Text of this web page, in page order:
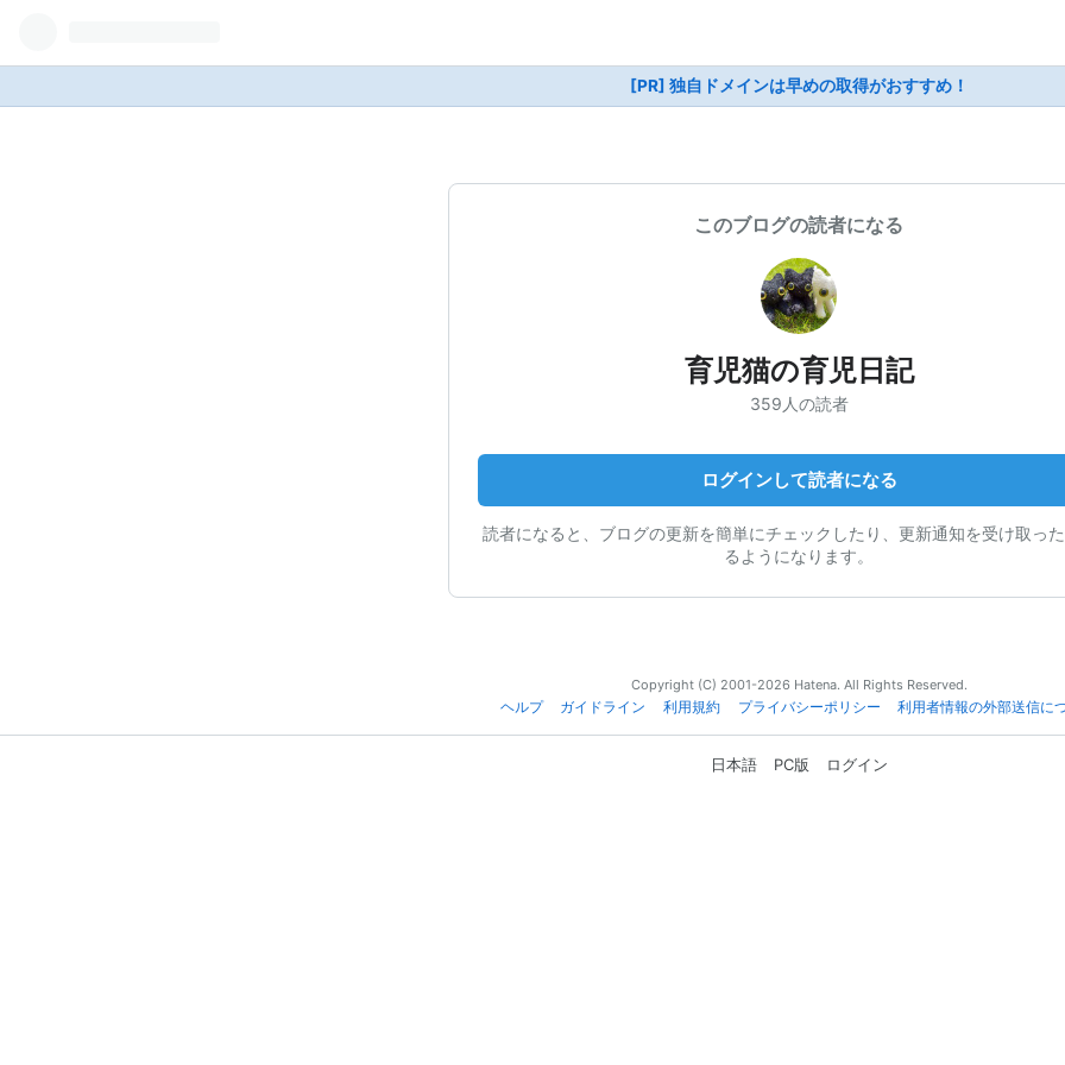
[PR] 独自ドメインは早めの取得がおすすめ！
このブログの読者になる
育児猫の育児日記
359人の読者
ログインして読者になる
読者になると、ブログの更新を簡単にチェックしたり、更新通知を受け取っ
るようになります。
Copyright (C) 2001-2026 Hatena. All Rights Reserved.
ヘルプ
ガイドライン 利用規約 プライバシーポリシー 利用者情報の外部送信に
日本語 PC版 ログイン